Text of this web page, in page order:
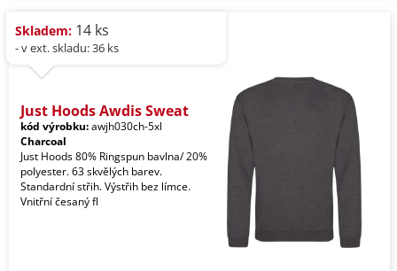
Skladem: 14 ks
- v ext. skladu: 36 ks
Just Hoods Awdis Sweat
kód výrobku:awjh030ch-5xl
Charcoal
Just Hoods 80% Ringspun bavlna/ 20%
polyester. 63 skvělých barev.
Standardní střih. Výstřih bez límce.
Vnitřní česaný fl